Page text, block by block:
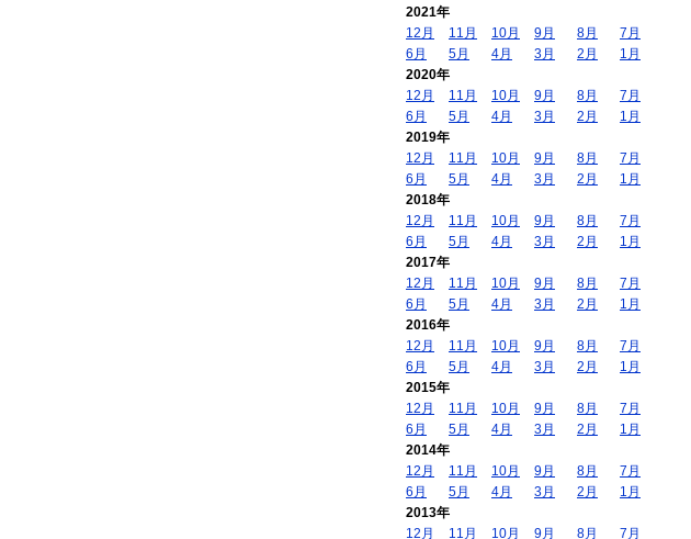
2021年
12月
11月 10月 9月 8月
7月
6月
5月 4月 3月 2月
1月
2020年
12月
11月 10月 9月 8月
7月
6月
5月 4月 3月 2月
1月
2019年
12月
11月 10月 9月 8月
7月
6月
5月 4月 3月 2月
1月
2018年
12月
11月 10月 9月 8月
7月
6月
5月 4月 3月 2月
1月
2017年
12月
11月 10月 9月 8月
7月
6月
5月 4月 3月 2月
1月
2016年
12月
11月 10月 9月 8月
7月
6月
5月 4月 3月 2月
1月
2015年
12月
11月 10月 9月 8月
7月
6月
5月 4月 3月 2月
1月
2014年
12月
11月 10月 9月 8月
7月
6月
5月 4月 3月 2月
1月
2013年
12月
11月 10月 9月 8月 7月